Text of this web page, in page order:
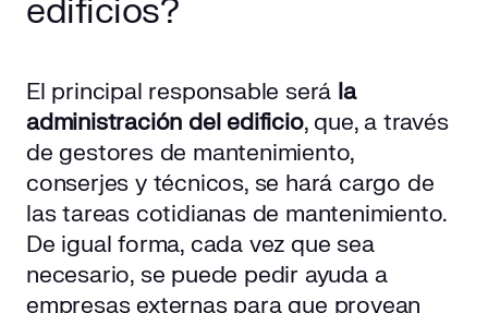
edificios?
El principal responsable será la
administración del edificio, que, a través
de gestores de mantenimiento,
conserjes y técnicos, se hará cargo de
las tareas cotidianas de mantenimiento.
De igual forma, cada vez que sea
necesario, se puede pedir ayuda a
empresas externas para que provean